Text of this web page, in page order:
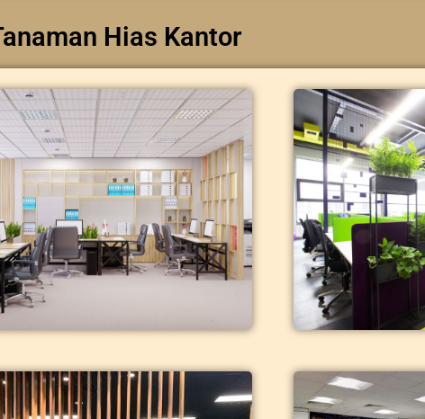
Hias Kantor